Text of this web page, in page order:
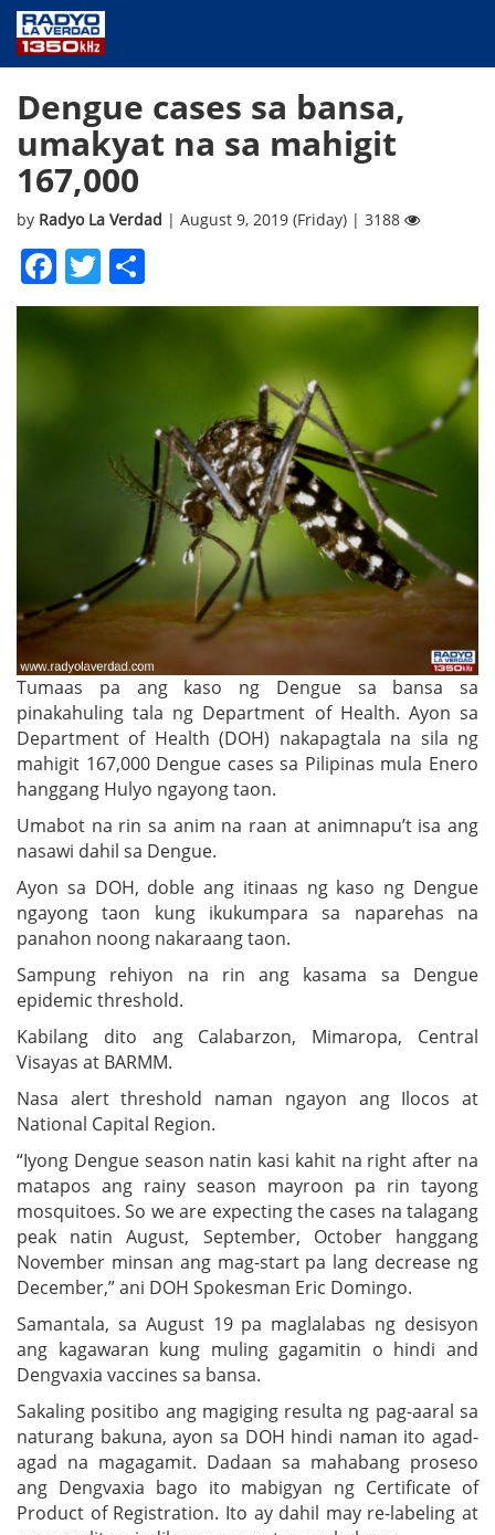
PUBLIC SERVICE
ANNOUNCEMENTS
PROGRAMS
ABOUT
Dengue cases sa bansa,
umakyat na sa mahigit
167,000
by Radyo La Verdad | August 9, 2019 (Friday) | 3188
Facebook
Twitter
Tumaas pa ang kaso ng Dengue sa bansa sa
pinakahuling tala ng Department of Health. Ayon sa
Department of Health (DOH) nakapagtala na sila ng
mahigit 167,000 Dengue cases sa Pilipinas mula Enero
hanggang Hulyo ngayong taon.
Umabot na rin sa anim na raan at animnapu’t isa ang
nasawi dahil sa Dengue.
Ayon sa DOH, doble ang itinaas ng kaso ng Dengue
ngayong taon kung ikukumpara sa naparehas na
panahon noong nakaraang taon.
Sampung rehiyon na rin ang kasama sa Dengue
epidemic threshold.
Kabilang dito ang Calabarzon, Mimaropa, Central
Visayas at BARMM.
Nasa alert threshold naman ngayon ang Ilocos at
National Capital Region.
“Iyong Dengue season natin kasi kahit na right after na
matapos ang rainy season mayroon pa rin tayong
mosquitoes. So we are expecting the cases na talagang
peak natin August, September, October hanggang
November minsan ang mag-start pa lang decrease ng
December,” ani DOH Spokesman Eric Domingo.
Samantala, sa August 19 pa maglalabas ng desisyon
ang kagawaran kung muling gagamitin o hindi and
Dengvaxia vaccines sa bansa.
Sakaling positibo ang magiging resulta ng pag-aaral sa
naturang bakuna, ayon sa DOH hindi naman ito agad-
agad na magagamit. Dadaan sa mahabang proseso
ang Dengvaxia bago ito mabigyan ng Certificate of
Product of Registration. Ito ay dahil may re-labeling at